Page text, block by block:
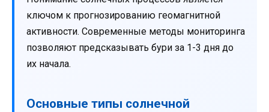
ключом к прогнозированию геомагнитной
активности. Современные методы мониторинга
позволяют предсказывать бури за 1-3 дня до
их начала.
Основные типы солнечной